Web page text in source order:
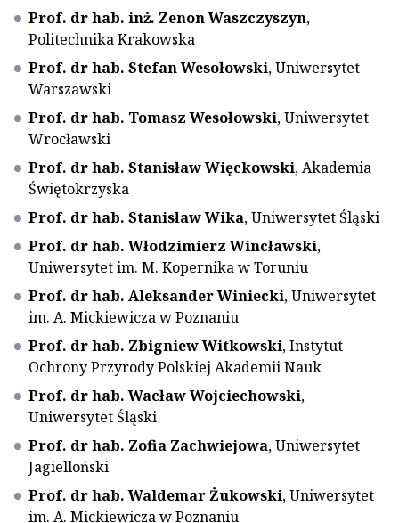
Prof. dr hab. inż. Zenon Waszczyszyn,
Politechnika Krakowska
Prof. dr hab. Stefan Wesołowski, Uniwersytet
Warszawski
Prof. dr hab. Tomasz Wesołowski, Uniwersytet
Wrocławski
Prof. dr hab. Stanisław Więckowski, Akademia
Świętokrzyska
Prof. dr hab. Stanisław Wika, Uniwersytet Śląski
Prof. dr hab. Włodzimierz Wincławski,
Uniwersytet im. M. Kopernika w Toruniu
Prof. dr hab. Aleksander Winiecki, Uniwersytet
im. A. Mickiewicza w Poznaniu
Prof. dr hab. Zbigniew Witkowski, Instytut
Ochrony Przyrody Polskiej Akademii Nauk
Prof. dr hab. Wacław Wojciechowski,
Uniwersytet Śląski
Prof. dr hab. Zofia Zachwiejowa, Uniwersytet
Jagielloński
Prof. dr hab. Waldemar Żukowski, Uniwersytet
im. A. Mickiewicza w Poznaniu